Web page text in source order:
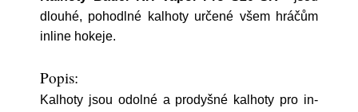
dlouhé, pohodlné kalhoty určené všem hráčům
inline hokeje.
Popis:
Kalhoty jsou odolné a prodyšné kalhoty pro in-